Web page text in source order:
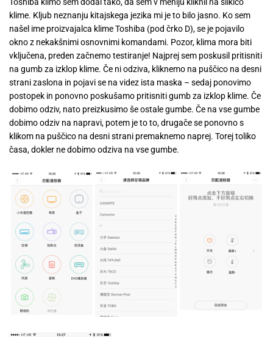
klime. Kljub neznanju kitajskega jezika mi je to bilo jasno. Ko sem
našel ime proizvajalca klime Toshiba (pod črko D), se je pojavilo
okno z nekakšnimi osnovnimi komandami. Pozor, klima mora biti
vključena, preden začnemo testiranje! Najprej sem poskusil pritisniti
na gumb za izklop klime. Če ni odziva, kliknemo na puščico na desni
strani zaslona in pojavi se na videz ista maska – sedaj ponovimo
postopek in ponovno poskušamo pritisniti gumb za izklop klime. Če
dobimo odziv, nato preizkusimo še ostale gumbe. Če na vse gumbe
dobimo odziv na napravi, potem je to to, drugače se ponovno s
klikom na puščico na desni strani premaknemo naprej. Torej toliko
časa, dokler ne dobimo odziva na vse gumbe.